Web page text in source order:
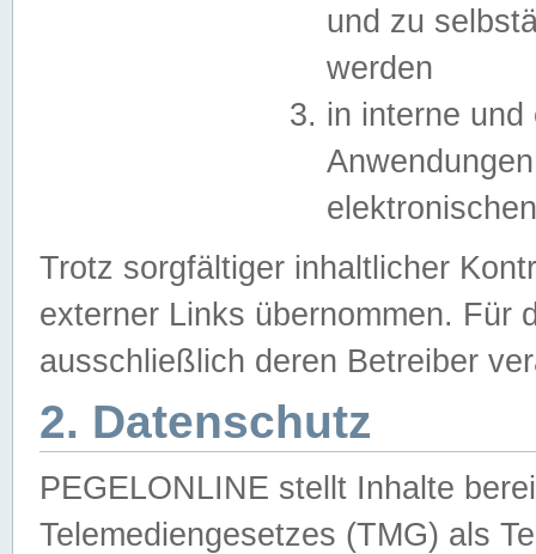
und zu
werden
in interne
Trotz sorgfältiger inhaltlicher
externer Links übernommen. Für
ausschließlich deren Betreiber
2. Datenschutz
PEGELONLINE stellt Inhalte
Telemediengesetzes (TMG) als